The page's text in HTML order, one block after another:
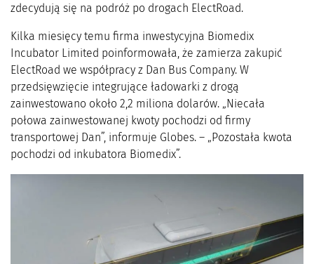
zdecydują się na podróż po drogach ElectRoad.
Kilka miesięcy temu firma inwestycyjna Biomedix
Incubator Limited poinformowała, że zamierza zakupić
ElectRoad we współpracy z Dan Bus Company. W
przedsięwzięcie integrujące ładowarki z drogą
zainwestowano około 2,2 miliona dolarów. „Niecała
połowa zainwestowanej kwoty pochodzi od firmy
transportowej Dan”, informuje Globes. – „Pozostała kwota
pochodzi od inkubatora Biomedix”.